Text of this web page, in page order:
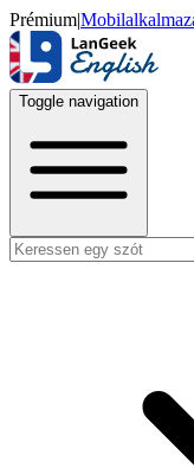
Prémium|
Toggle navigation